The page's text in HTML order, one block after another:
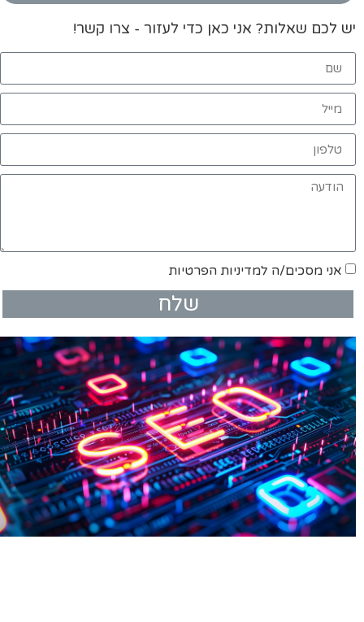
יש לכם שאלות? אני כאן כדי לעזור - צרו קשר!
אני מסכים/ה למדיניות הפרטיות
שלח